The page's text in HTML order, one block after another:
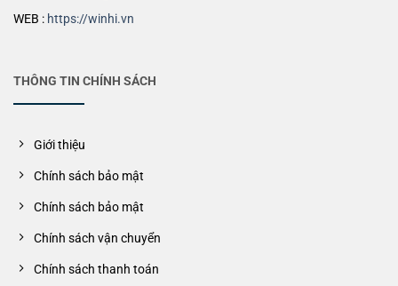
WEB : https://winhi.vn
THÔNG TIN CHÍNH SÁCH
Giới thiệu
Chính sách bảo mật
Chính sách bảo mật
Chính sách vận chuyển
Chính sách thanh toán